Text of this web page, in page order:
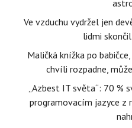
Ve vzduchu vydržel jen
lidmi
Maličká knížka po
chvíli rozpadne,
„Azbest IT světa“: 70 %
programovacím jazyce z